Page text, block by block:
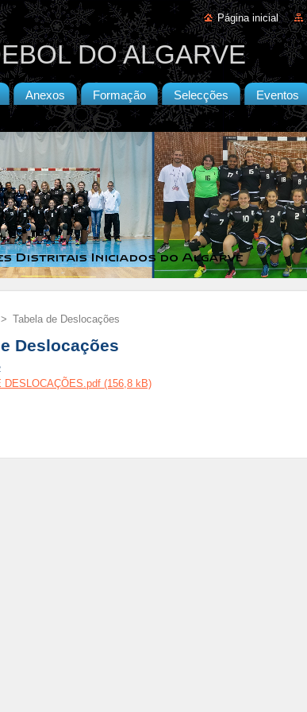
Página inicial
DO ALGARVE
Anexos Formação Selecções Eventos
> Tabela de Deslocações
Deslocações
DESLOCAÇÕES.pdf (156,8 kB)